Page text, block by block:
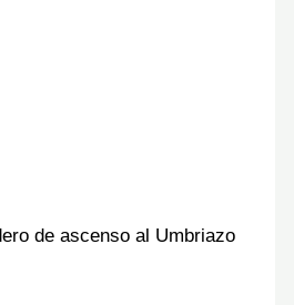
de ascenso al Umbriazo